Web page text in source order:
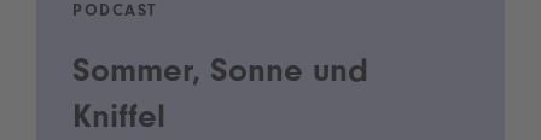
PODCAST
Sommer, Sonne und
Kniffel